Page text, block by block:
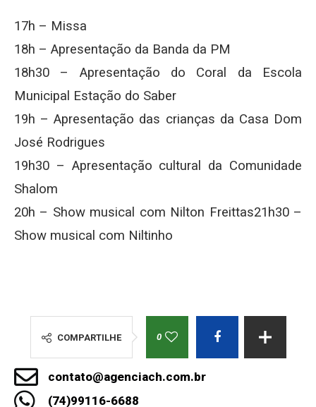
17h – Missa
18h – Apresentação da Banda da PM
18h30 – Apresentação do Coral da Escola
Municipal Estação do Saber
19h – Apresentação das crianças da Casa Dom
José Rodrigues
19h30 – Apresentação cultural da Comunidade
Shalom
20h – Show musical com Nilton Freittas21h30 –
Show musical com Niltinho
COMPARTILHE 0
contato@agenciach.com.br
(74)99116-6688